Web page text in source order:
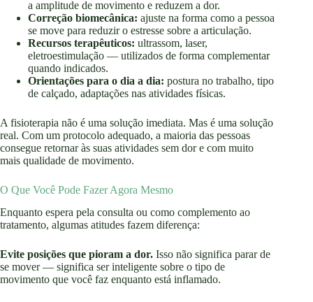
a amplitude de movimento e reduzem a dor.
Correção biomecânica: ajuste na forma como a pessoa
se move para reduzir o estresse sobre a articulação.
Recursos terapêuticos: ultrassom, laser,
eletroestimulação — utilizados de forma complementar
quando indicados.
Orientações para o dia a dia: postura no trabalho, tipo
de calçado, adaptações nas atividades físicas.
A fisioterapia não é uma solução imediata. Mas é uma solução
real. Com um protocolo adequado, a maioria das pessoas
consegue retornar às suas atividades sem dor e com muito
mais qualidade de movimento.
O Que Você Pode Fazer Agora Mesmo
Enquanto espera pela consulta ou como complemento ao
tratamento, algumas atitudes fazem diferença:
Evite posições que pioram a dor. Isso não significa parar de
se mover — significa ser inteligente sobre o tipo de
movimento que você faz enquanto está inflamado.